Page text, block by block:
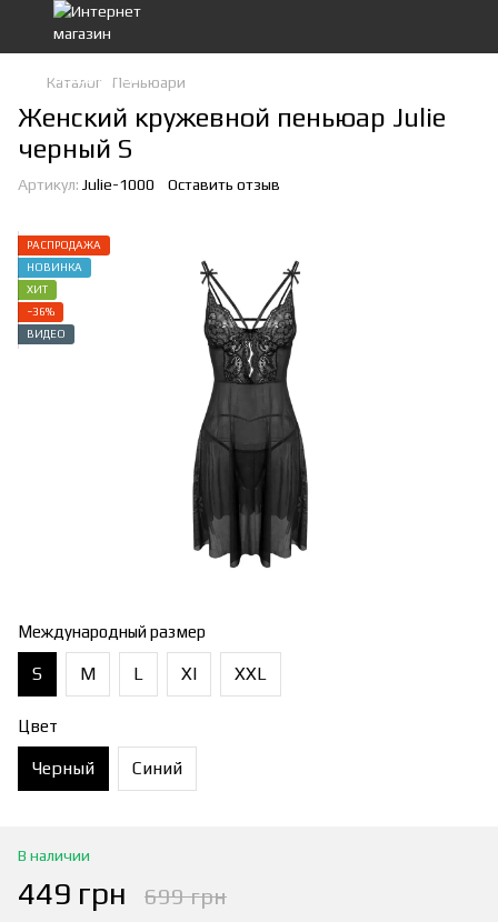
Каталог Пеньюари
Женский кружевной пеньюар Julie
черный S
Артикул: Julie-1000 Оставить отзыв
РАСПРОДАЖА
НОВИНКА
ХИТ
−36%
ВИДЕО
Международный размер
S M L Xl XXL
Цвет
Черный Синий
В наличии
449 грн 699 грн